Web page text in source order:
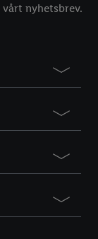
nyhetsbrev.